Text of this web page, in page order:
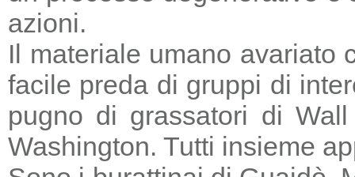
azioni.
Il materiale umano avariato
facile preda di gruppi di
pugno di grassatori di
Washington. Tutti insieme